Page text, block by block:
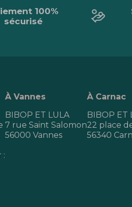
100%
sécurisé
:
À Vannes
BIBOP ET LULA
7 rue Saint Salomon
56000 Vannes
À Carnac
BIBOP ET
22 place
56340